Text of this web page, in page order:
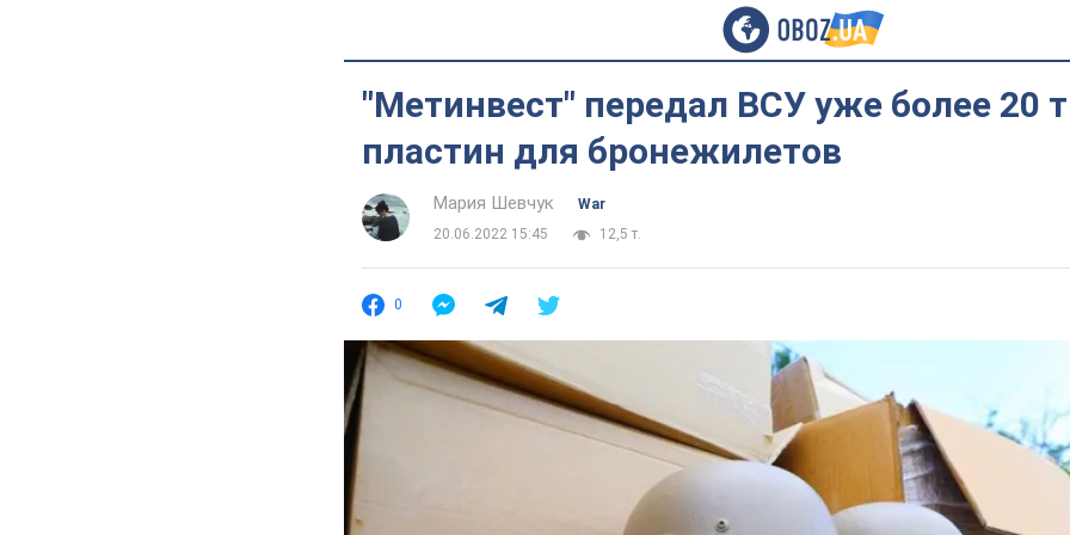
"Метинвест" передал ВСУ уже более 20
пластин для бронежилетов
Мария Шевчук
War
20.06.2022 15:45
12,5 т.
0